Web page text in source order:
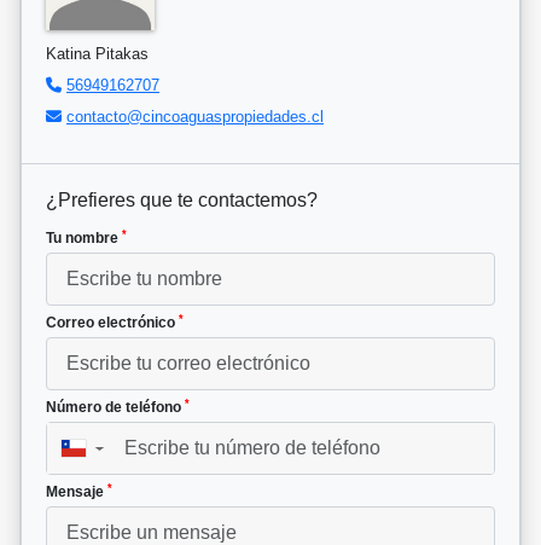
Katina Pitakas
56949162707
contacto@cincoaguaspropiedades.cl
¿Prefieres que te contactemos?
Tu nombre *
Correo electrónico *
Número de teléfono *
▼
Mensaje *